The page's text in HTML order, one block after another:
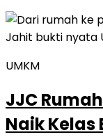
UMKM
JJC
Naik Kelas